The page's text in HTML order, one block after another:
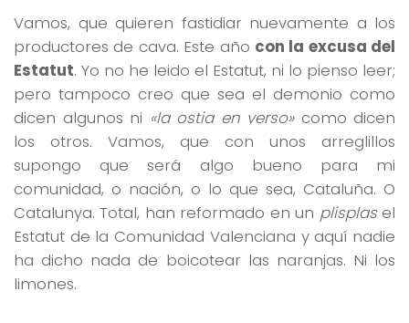
Vamos, que quieren fastidiar nuevamente a los
productores de cava. Este año con la excusa del
Estatut. Yo no he leido el Estatut, ni lo pienso leer;
pero tampoco creo que sea el demonio como
dicen algunos ni «la ostia en verso»como dicen
los otros. Vamos, que con unos arreglillos
supongo que será algo bueno para mi
comunidad, o nación, o lo que sea, Cataluña. O
Catalunya. Total, han reformado en un plisplasel
Estatut de la Comunidad Valenciana y aquí nadie
ha dicho nada de boicotear las naranjas. Ni los
limones.